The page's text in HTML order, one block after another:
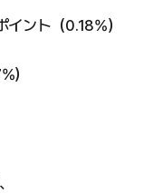
ント（0.18%）
）